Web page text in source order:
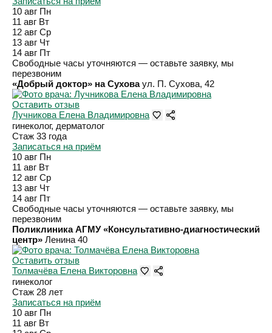
10 авг Пн
11 авг Вт
12 авг Ср
13 авг Чт
14 авг Пт
Свободные часы уточняются — оставьте заявку, мы
перезвоним
«Добрый доктор» на Сухова ул. П. Сухова, 42
Оставить отзыв
Лучникова Елена Владимировна
гинеколог, дерматолог
Стаж 33 года
Записаться на приём
10 авг Пн
11 авг Вт
12 авг Ср
13 авг Чт
14 авг Пт
Свободные часы уточняются — оставьте заявку, мы
перезвоним
Поликлиника АГМУ «Консультативно-диагностический
центр» Ленина 40
Оставить отзыв
Толмачёва Елена Викторовна
гинеколог
Стаж 28 лет
Записаться на приём
10 авг Пн
11 авг Вт